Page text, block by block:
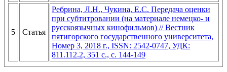
5 Статья
Ребрина, Л.Н., Чукина, Е.С. Передача оценки
при субтитровании (на материале немецко- и
русскоязычных кинофильмов) // Вестник
пятигорского государственного университета,
Номер 3, 2018 г., ISSN: 2542-0747, УДК:
811.112.2, 351 с., с. 144-149